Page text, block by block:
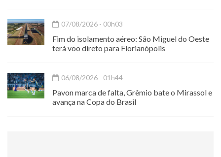
07/08/2026 - 00h03
Fim do isolamento aéreo: São Miguel do Oeste
terá voo direto para Florianópolis
06/08/2026 - 01h44
Pavon marca de falta, Grêmio bate o Mirassol e
avança na Copa do Brasil